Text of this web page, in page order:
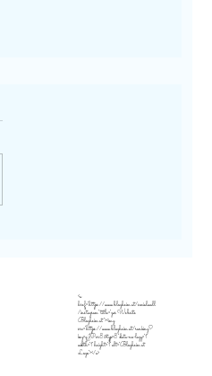
<a
href="https://www.blogheim.at/socialwall
/instagram" title="zur Website
Blogheim.at"><img
src="https://www.blogheim.at/ranking?
key=qJPsr8&typ=8" data-no-lazy="1"
width="1" height="1" alt="Blogheim.at
Logo"></a>